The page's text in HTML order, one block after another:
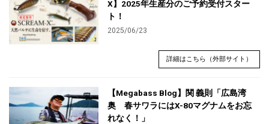
X】2025年生産分のご予約受付スター
ト！
2025/06/23
詳細はこちら（外部サイト）
【Megabass Blog】関 義則「広島湾
奥 春サワラにはX-80マグナムをお忘
れなく！」